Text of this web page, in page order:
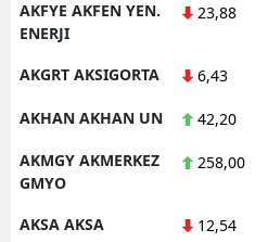
AKFYE AKFEN YEN.
ENERJI
23,88
AKGRT AKSIGORTA 6,43
AKHAN AKHAN UN 42,20
AKMGY AKMERKEZ
GMYO
258,00
AKSA AKSA 12,54